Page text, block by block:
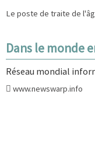
Le poste de traite de
Dans le monde
Réseau mondial
www.newswarp.info